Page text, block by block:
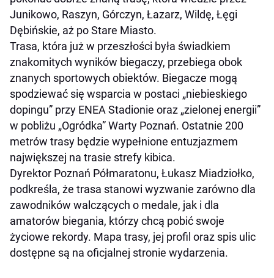
Junikowo, Raszyn, Górczyn, Łazarz, Wildę, Łęgi
Dębińskie, aż po Stare Miasto.
Trasa, która już w przeszłości była świadkiem
znakomitych wyników biegaczy, przebiega obok
znanych sportowych obiektów. Biegacze mogą
spodziewać się wsparcia w postaci „niebieskiego
dopingu” przy ENEA Stadionie oraz „zielonej energii”
w pobliżu „Ogródka” Warty Poznań. Ostatnie 200
metrów trasy będzie wypełnione entuzjazmem
największej na trasie strefy kibica.
Dyrektor Poznań Półmaratonu, Łukasz Miadziołko,
podkreśla, że trasa stanowi wyzwanie zarówno dla
zawodników walczących o medale, jak i dla
amatorów biegania, którzy chcą pobić swoje
życiowe rekordy. Mapa trasy, jej profil oraz spis ulic
dostępne są na oficjalnej stronie wydarzenia.